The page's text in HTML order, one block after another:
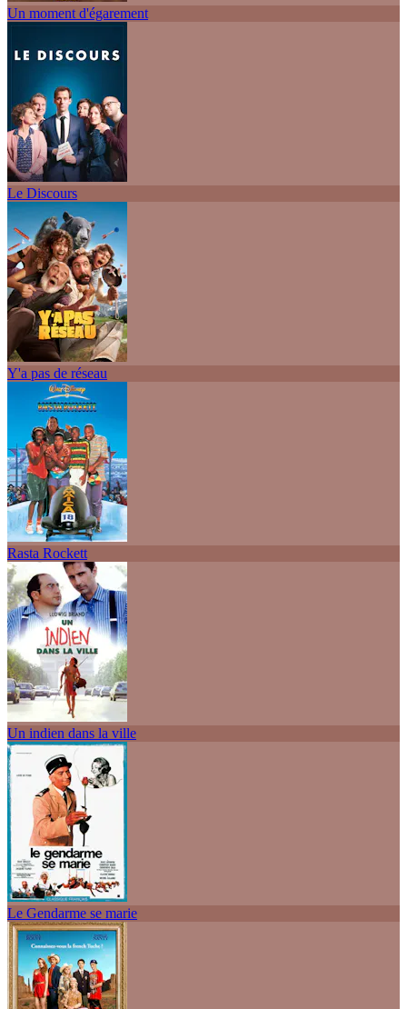
Un moment d'égarement
Le Discours
Y'a pas de réseau
Rasta Rockett
Un indien dans la ville
Le Gendarme se marie